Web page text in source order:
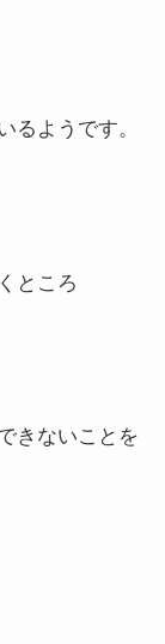
るようです。
ところ
きないことを